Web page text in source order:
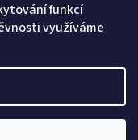
funkcí
využíváme